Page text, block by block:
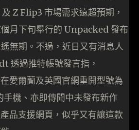
Z Flip3 市場需求遠超預期，
月下旬舉行的 Unpacked 發布
無期。不過，近日又有消息人
透過推特帳號發言指，
愛爾蘭及英國官網重開型號為
機、亦即傳聞中未發布新作
品支援網頁，似乎又有讓這款